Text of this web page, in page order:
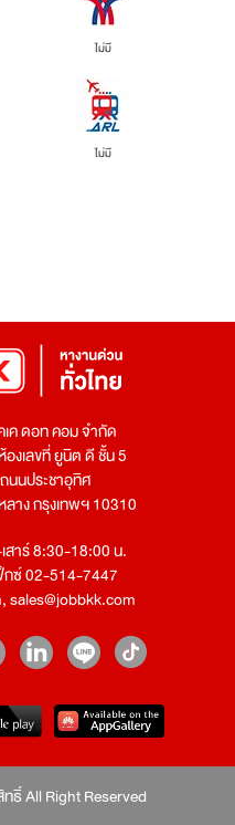
ไม่มี
ไม่มี
ค ดอท คอม จำกัด
งเลขที่ ยูนิต ดี ชั้น 5
นนประชาอุทิศ
ลาง กรุงเทพฯ 10310
สาร์ 8:30-18:00 น.
ซ์ 02-514-7447
,sales@jobbkk.com
ธิ์ All Right Reserved